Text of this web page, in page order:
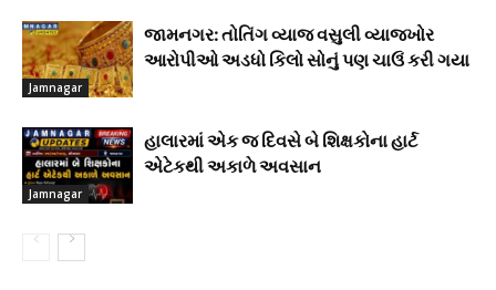
Jamnagar
જામનગર: તોતિંગ વ્યાજ વસુલી વ્યાજખોર
આરોપીઓ અડધો કિલો સોનું પણ ચાઉં કરી ગયા
Jamnagar
હાલારમાં એક જ દિવસે બે શિક્ષકોના હાર્ટ
એટેકથી અકાળે અવસાન